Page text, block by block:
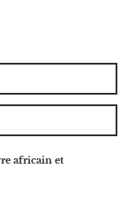
africain et